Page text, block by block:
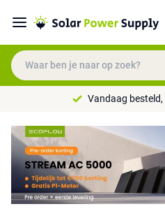
Vandaag besteld,